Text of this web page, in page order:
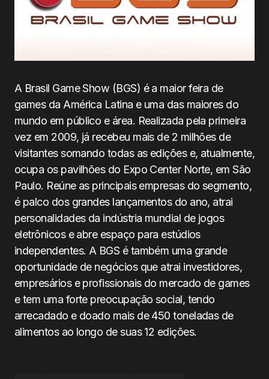
A Brasil Game Show (BGS) é a maior feira de
games da América Latina e uma das maiores do
mundo em público e área. Realizada pela primeira
vez em 2009, já recebeu mais de 2 milhões de
visitantes somando todas as edições e, atualmente,
ocupa os pavilhões do Expo Center Norte, em São
Paulo. Reúne as principais empresas do segmento,
é palco dos grandes lançamentos do ano, atrai
personalidades da indústria mundial de jogos
eletrônicos e abre espaço para estúdios
independentes. A BGS é também uma grande
oportunidade de negócios que atrai investidores,
empresários e profissionais do mercado de games
e tem uma forte preocupação social, tendo
arrecadado e doado mais de 450 toneladas de
alimentos ao longo de suas 12 edições.